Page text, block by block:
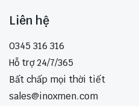
Liên hệ
0345 316 316
Hỗ trợ 24/7/365
Bất chấp mọi thời tiết
sales@inoxmen.com